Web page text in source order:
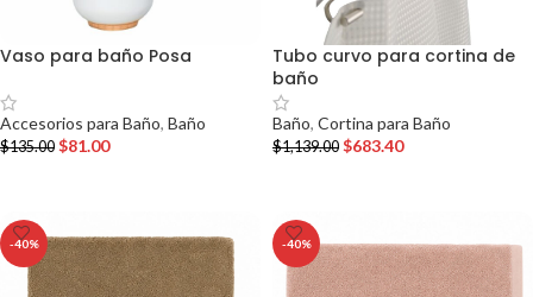
Vaso para baño Posa
Accesorios para Baño, Baño
$135.00 $81.00
Tubo curvo para cortina de
baño
Baño, Cortina para Baño
$1,139.00 $683.40
-40% -40%